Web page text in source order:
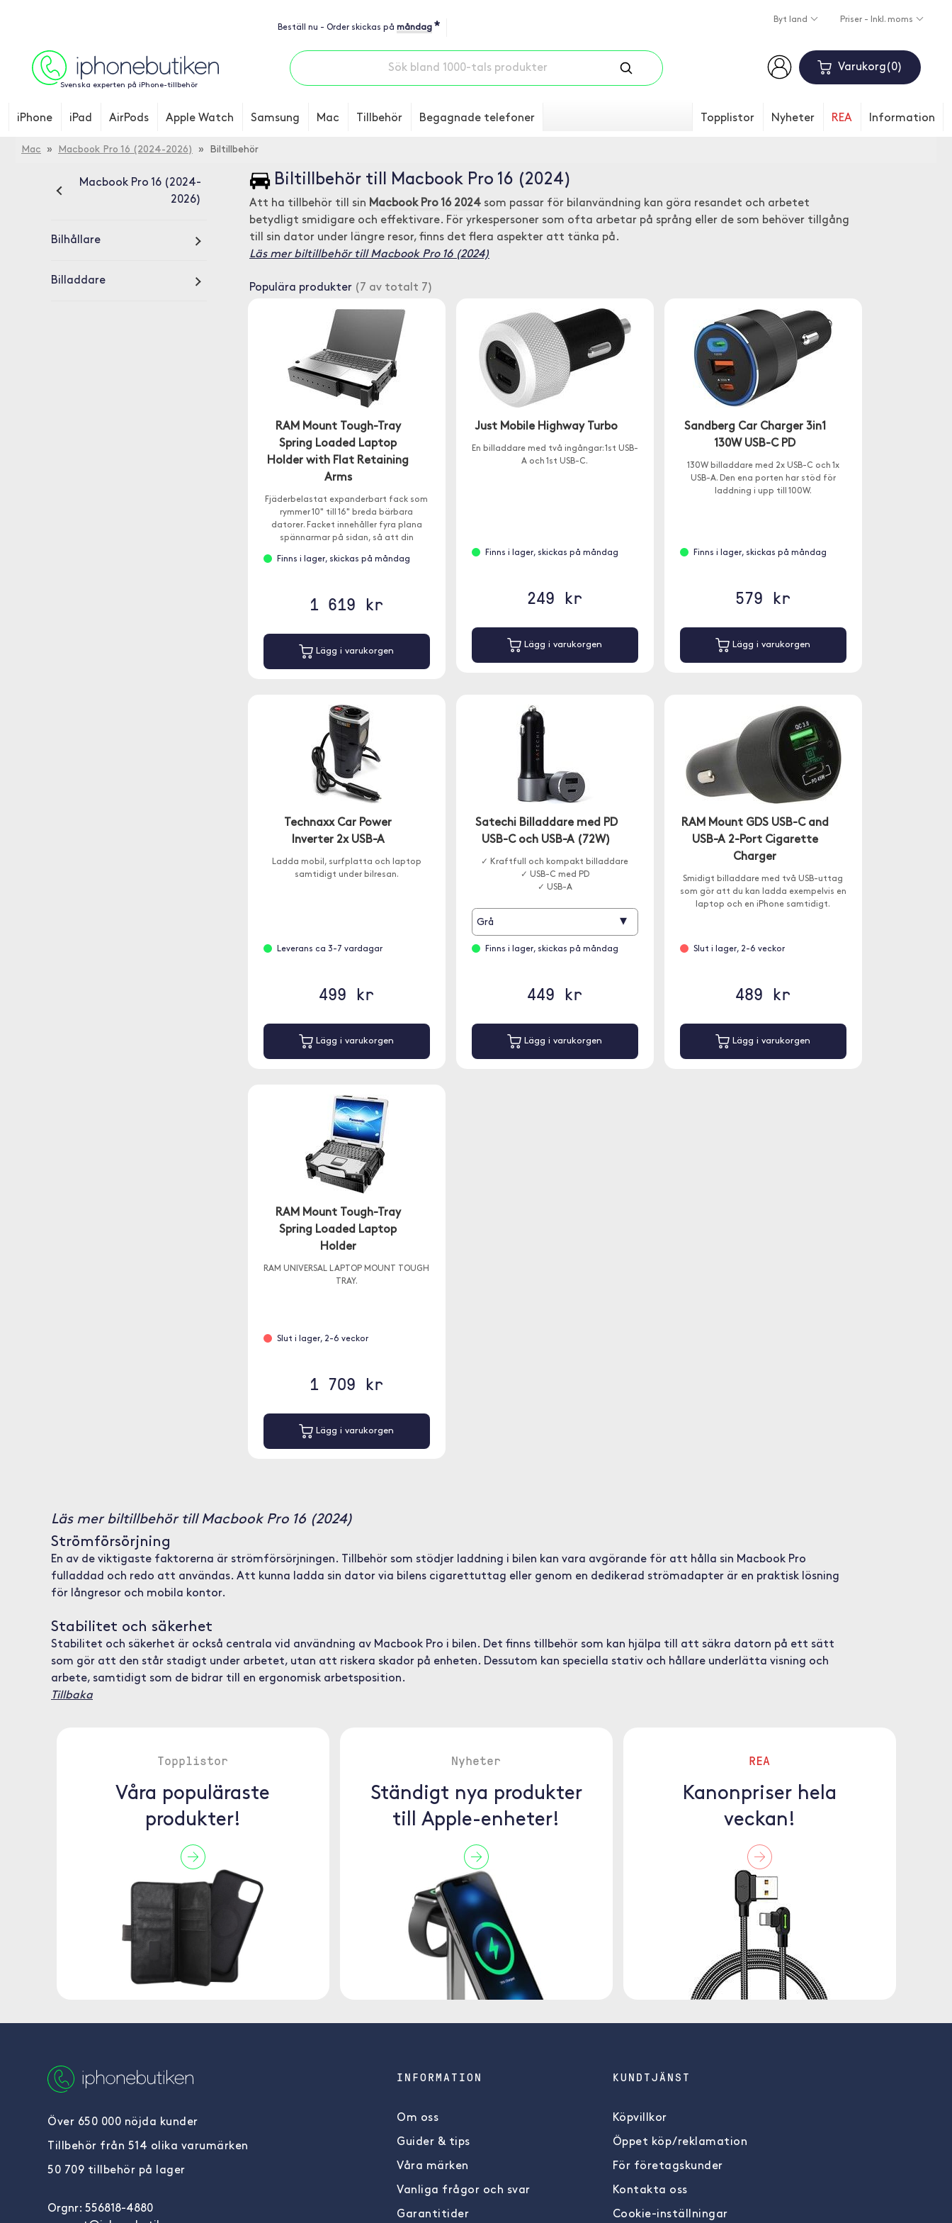
Beställ nu - Order skickas på måndag *
Byt land Priser - Inkl. moms
Svenska experten på iPhone-tillbehör
Varukorg 0
iPhone iPad AirPods Apple Watch Samsung Mac Tillbehör Begagnade telefoner Topplistor Nyheter REA Information
Mac » Macbook Pro 16 (2024-2026) » Biltillbehör
Macbook Pro 16 (2024-
2026)
Bilhållare
Billaddare
Biltillbehör till Macbook Pro 16 (2024)
Att ha tillbehör till sin Macbook Pro 16 2024 som passar för bilanvändning kan göra resandet och arbetet
betydligt smidigare och effektivare. För yrkespersoner som ofta arbetar på språng eller de som behöver tillgång
till sin dator under längre resor, finns det flera aspekter att tänka på.
Läs mer biltillbehör till Macbook Pro 16 (2024)
Populära produkter (7 av totalt 7)
RAM Mount Tough-Tray
Spring Loaded Laptop
Holder with Flat Retaining
Arms
Fjäderbelastat expanderbart fack som
rymmer 10" till 16" breda bärbara
datorer. Facket innehåller fyra plana
spännarmar på sidan, så att din
facket.
Finns i lager, skickas på måndag
1 619 kr
Lägg i varukorgen
Just Mobile Highway Turbo
En billaddare med två ingångar: 1st USB-
A och 1st USB-C.
Finns i lager, skickas på måndag
249 kr
Lägg i varukorgen
Sandberg Car Charger 3in1
130W USB-C PD
130W billaddare med 2x USB-C och 1x
USB-A. Den ena porten har stöd för
laddning i upp till 100W.
Finns i lager, skickas på måndag
579 kr
Lägg i varukorgen
Technaxx Car Power
Inverter 2x USB-A
Ladda mobil, surfplatta och laptop
samtidigt under bilresan.
Leverans ca 3-7 vardagar
499 kr
Lägg i varukorgen
Satechi Billaddare med PD
USB-C och USB-A (72W)
✓ Kraftfull och kompakt billaddare
✓ USB-C med PD
✓ USB-A
Grå ▾
Finns i lager, skickas på måndag
449 kr
Lägg i varukorgen
RAM Mount GDS USB-C and
USB-A 2-Port Cigarette
Charger
Smidigt billaddare med två USB-uttag
som gör att du kan ladda exempelvis en
laptop och en iPhone samtidigt.
Slut i lager, 2-6 veckor
489 kr
Lägg i varukorgen
RAM Mount Tough-Tray
Spring Loaded Laptop
Holder
RAM UNIVERSAL LAPTOP MOUNT TOUGH
TRAY.
Slut i lager, 2-6 veckor
1 709 kr
Lägg i varukorgen
Läs mer biltillbehör till Macbook Pro 16 (2024)
Strömförsörjning
En av de viktigaste faktorerna är strömförsörjningen. Tillbehör som stödjer laddning i bilen kan vara avgörande för att hålla sin Macbook Pro
fulladdad och redo att användas. Att kunna ladda sin dator via bilens cigarettuttag eller genom en dedikerad strömadapter är en praktisk lösning
för långresor och mobila kontor.
Stabilitet och säkerhet
Stabilitet och säkerhet är också centrala vid användning av Macbook Pro i bilen. Det finns tillbehör som kan hjälpa till att säkra datorn på ett sätt
som gör att den står stadigt under arbetet, utan att riskera skador på enheten. Dessutom kan speciella stativ och hållare underlätta visning och
arbete, samtidigt som de bidrar till en ergonomisk arbetsposition.
Tillbaka
Topplistor
Våra populäraste
produkter!
Nyheter
Ständigt nya produkter
till Apple-enheter!
REA
Kanonpriser hela
veckan!
Över 650 000 nöjda kunder
Tillbehör från 514 olika varumärken
50 709 tillbehör på lager
Orgnr: 556818-4880
INFORMATION
Om oss
Guider & tips
Våra märken
Vanliga frågor och svar
Garantitider
KUNDTJÄNST
Köpvillkor
Öppet köp/reklamation
För företagskunder
Kontakta oss
Cookie-inställningar